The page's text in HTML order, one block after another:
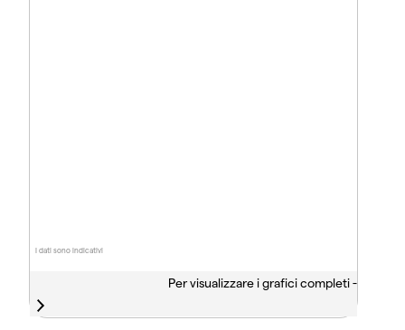
I dati sono indicativi
Per visualizzare i grafici completi -